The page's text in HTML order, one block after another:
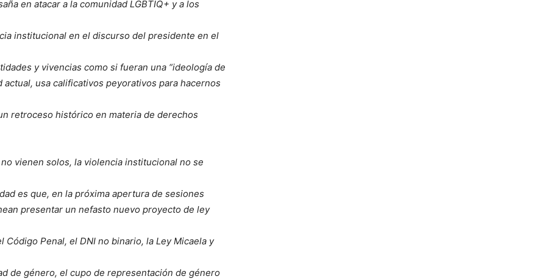
en atacar a la comunidad LGBTIQ+ y a los
institucional en el discurso del presidente en el
y vivencias como si fueran una “ideología de
usa calificativos peyorativos para hacernos
retroceso histórico en materia de derechos
vienen solos, la violencia institucional no se
es que, en la próxima apertura de sesiones
presentar un nefasto nuevo proyecto de ley
Penal, el DNI no binario, la Ley Micaela y
de género, el cupo de representación de género